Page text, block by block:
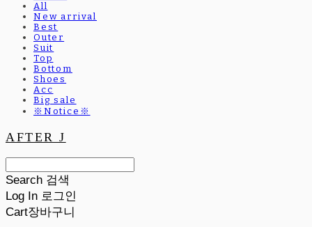
All
New arrival
Best
Outer
Suit
Top
Bottom
Shoes
Acc
Big sale
※Notice※
AFTER J
Search 검색
Log In 로그인
Cart장바구니